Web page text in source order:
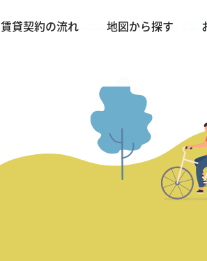
賃貸契約の流れ 地図から探す
バンコクの不動産・賃貸 TOP 営業